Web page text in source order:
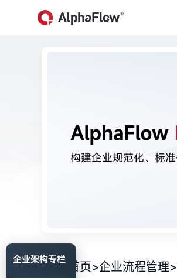
首页>企业流程管理>
企业架构专栏